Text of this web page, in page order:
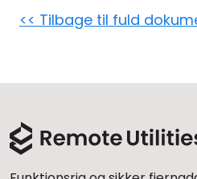
<< Tilbage til fuld
Cloud og Lokalt